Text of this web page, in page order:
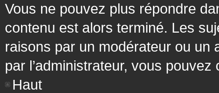
Vous ne pouvez plus répondre
contenu est alors terminé. Les
raisons par un modérateur ou un
par l’administrateur, vous
Haut